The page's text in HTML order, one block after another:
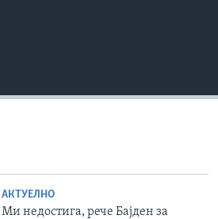
АКТУЕЛНО
Ми недостига, рече Бајден за